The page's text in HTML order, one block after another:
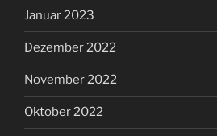
Januar 2023
Dezember 2022
November 2022
Oktober 2022